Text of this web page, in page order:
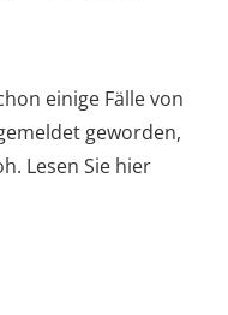
einige Fälle von
geworden,
Lesen Sie hier